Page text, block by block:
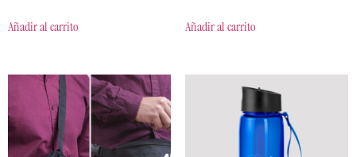
Añadir al carrito Añadir al carrito